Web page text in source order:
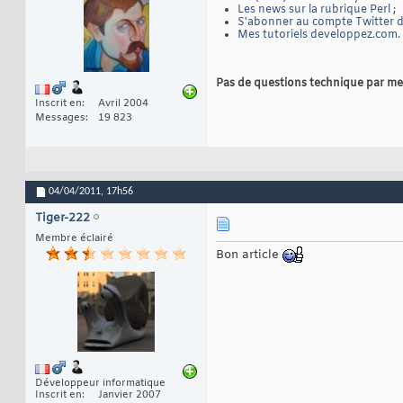
34
35
36
39
48
51
52
use
#
use
#
if (
Inscrit en
Avril 2004
Messages
19 823
Les news sur la rubrique Perl;
S'abonner au compte Twitter
Mes tutoriels developpez.com.
Pas de questions technique par
04/04/2011, 17h56
Tiger-222
Membre éclairé
Développeur informatique
Inscrit en
Janvier 2007
Bon article